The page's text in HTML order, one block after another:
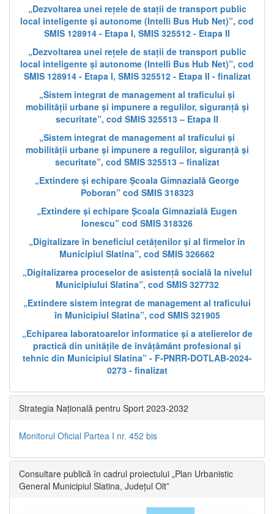
„Dezvoltarea unei rețele de stații de transport public
local inteligente și autonome (Intelli Bus Hub Net)”, cod
SMIS 128914 - Etapa I, SMIS 325512 - Etapa II
„Dezvoltarea unei rețele de stații de transport public
local inteligente și autonome (Intelli Bus Hub Net)”, cod
SMIS 128914 - Etapa I, SMIS 325512 - Etapa II - finalizat
„Sistem integrat de management al traficului și
mobilității urbane și impunere a regulilor, siguranță și
securitate”, cod SMIS 325513 – Etapa II
„Sistem integrat de management al traficului și
mobilității urbane și impunere a regulilor, siguranță și
securitate”, cod SMIS 325513 – finalizat
„Extindere și echipare Școala Gimnazială George
Poboran” cod SMIS 318323
„Extindere și echipare Școala Gimnazială Eugen
Ionescu” cod SMIS 318326
„Digitalizare în beneficiul cetățenilor și al firmelor în
Municipiul Slatina”, cod SMIS 326662
„Digitalizarea proceselor de asistență socială la nivelul
Municipiului Slatina”, cod SMIS 327732
„Extindere sistem integrat de management al traficului
în Municipiul Slatina”, cod SMIS 321905
„Echiparea laboratoarelor informatice și a atelierelor de
practică din unitățile de învățământ profesional și
tehnic din Municipiul Slatina” - F-PNRR-DOTLAB-2024-
0273 - finalizat
Strategia Națională pentru Sport 2023-2032
Monitorul Oficial Partea I nr. 452 bis
Consultare publică în cadrul proiectului „Plan Urbanistic
General Municipiul Slatina, Județul Olt”